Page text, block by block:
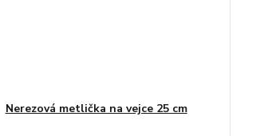
Nerezová metlička na vejce 25 cm